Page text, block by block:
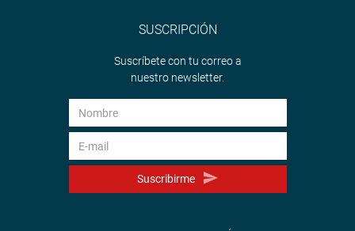
SUSCRIPCIÓN
Suscríbete con tu correo a
nuestro newsletter.
Suscribirme